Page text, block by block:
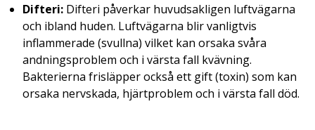
Difteri: Difteri påverkar huvudsakligen luftvägarna
och ibland huden. Luftvägarna blir vanligtvis
inflammerade (svullna) vilket kan orsaka svåra
andningsproblem och i värsta fall kvävning.
Bakterierna frisläpper också ett gift (toxin) som kan
orsaka nervskada, hjärtproblem och i värsta fall död.